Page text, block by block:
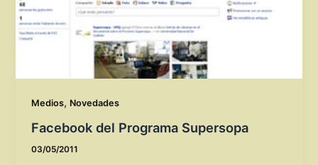
Medios, Novedades
Facebook del Programa Supersopa
03/05/2011